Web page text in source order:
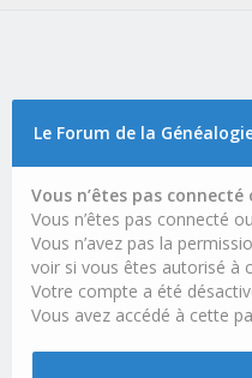
Le Forum de la
Vous n’êtes pas
Vous n’êtes pas connecté
Vous n’avez pas la
voir si vous êtes autorisé à
Votre compte a été
Vous avez accédé à cette